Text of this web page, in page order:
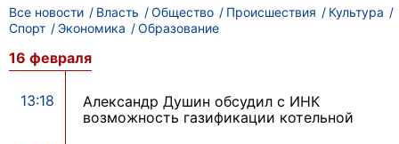
Все новости Власть Общество Происшествия
Культура
Спорт
Экономика Образование
16 февраля
13:18
Александр Душин обсудил с ИНК
возможность газификации котельной